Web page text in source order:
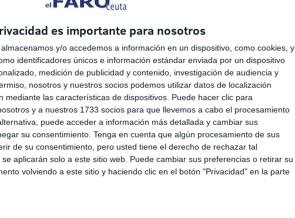
es importante para nosotros
almacenamos y/o accedemos a información en un dispositivo, como cookies, y
identificadores únicos e información estándar enviada por un dispositivo
medición de publicidad y contenido, investigación de audiencia y
nosotros y nuestros socios podemos utilizar datos de localización
mediante las características de dispositivos. Puede hacer clic para
y a nuestros 1733 socios para que llevemos a cabo el procesamiento
puede acceder a información más detallada y cambiar sus
su consentimiento. Tenga en cuenta que algún procesamiento de sus
de su consentimiento, pero usted tiene el derecho de rechazar tal
aplicarán solo a este sitio web. Puede cambiar sus preferencias o retirar su
volviendo a este sitio y haciendo clic en el botón "Privacidad" en la parte
única medida eficazpara descongestionar un
número de residentes que
duplica las 512
asilo
del propio centro, evitando las
en la denominada